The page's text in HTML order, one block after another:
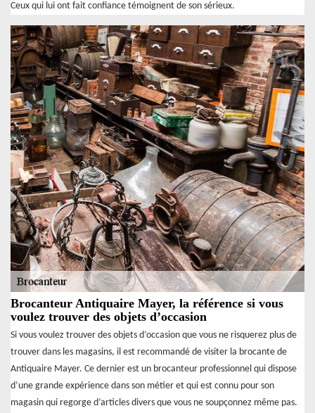
Ceux qui lui ont fait confiance témoignent de son sérieux.
Brocanteur Antiquaire Mayer, la référence si vous
voulez trouver des objets d’occasion
Si vous voulez trouver des objets d’occasion que vous ne risquerez plus de
trouver dans les magasins, il est recommandé de visiter la brocante de
Antiquaire Mayer. Ce dernier est un brocanteur professionnel qui dispose
d’une grande expérience dans son métier et qui est connu pour son
magasin qui regorge d’articles divers que vous ne soupçonnez même pas.